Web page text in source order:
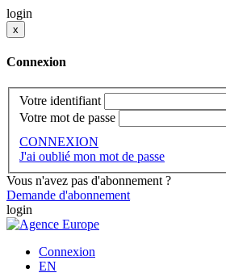
login
x
Connexion
Votre identifiant
Votre mot de passe
CONNEXION
J'ai oublié mon mot de passe
Vous n'avez pas d'abonnement ?
Demande d'abonnement
login
Connexion
EN